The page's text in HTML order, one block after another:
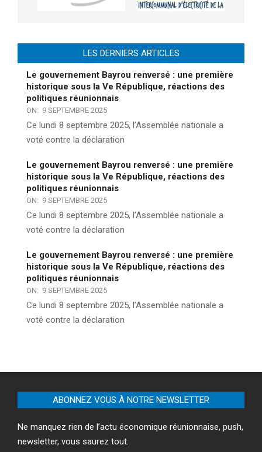
LES DERNIERS ARTICLES
Le gouvernement Bayrou renversé : une première
historique sous la Ve République, réactions des
politiques réunionnais
ON: 9 SEPTEMBRE 2025
Ce lundi 8 septembre 2025, l’Assemblée nationale a
voté contre la déclaration
Le gouvernement Bayrou renversé : une première
historique sous la Ve République, réactions des
politiques réunionnais
ON: 9 SEPTEMBRE 2025
Ce lundi 8 septembre 2025, l’Assemblée nationale a
voté contre la déclaration
Le gouvernement Bayrou renversé : une première
historique sous la Ve République, réactions des
politiques réunionnais
ON: 9 SEPTEMBRE 2025
Ce lundi 8 septembre 2025, l’Assemblée nationale a
voté contre la déclaration
ABONNEZ VOUS À NOTRE NEWSLETTER
Ne manquez rien de l’actu économique réunionnaise, push,
newsletter, vous saurez tout.